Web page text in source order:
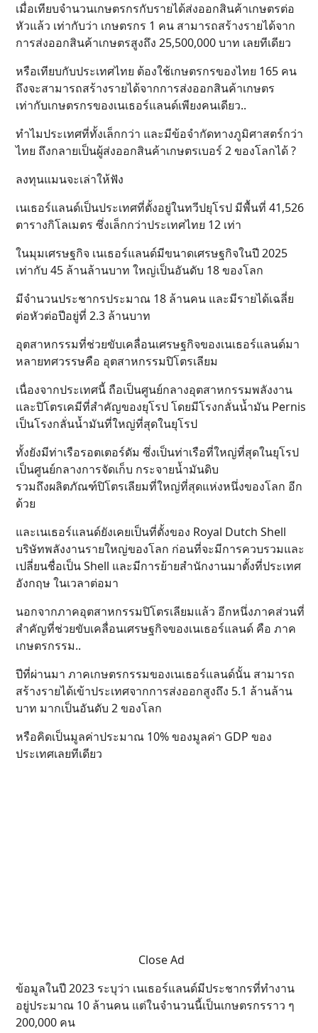
เมื่อเทียบจำนวนเกษตรกรกับรายได้ส่งออกสินค้าเกษตรต่อ
หัวแล้ว เท่ากับว่า เกษตรกร 1 คน สามารถสร้างรายได้จาก
การส่งออกสินค้าเกษตรสูงถึง 25,500,000 บาท เลยทีเดียว
หรือเทียบกับประเทศไทย ต้องใช้เกษตรกรของไทย 165 คน
ถึงจะสามารถสร้างรายได้จากการส่งออกสินค้าเกษตร
เท่ากับเกษตรกรของเนเธอร์แลนด์เพียงคนเดียว..
ทำไมประเทศที่ทั้งเล็กกว่า และมีข้อจำกัดทางภูมิศาสตร์กว่า
ไทย ถึงกลายเป็นผู้ส่งออกสินค้าเกษตรเบอร์ 2 ของโลกได้ ?
ลงทุนแมนจะเล่าให้ฟัง
เนเธอร์แลนด์เป็นประเทศที่ตั้งอยู่ในทวีปยุโรป มีพื้นที่ 41,526
ตารางกิโลเมตร ซึ่งเล็กกว่าประเทศไทย 12 เท่า
ในมุมเศรษฐกิจ เนเธอร์แลนด์มีขนาดเศรษฐกิจในปี 2025
เท่ากับ 45 ล้านล้านบาท ใหญ่เป็นอันดับ 18 ของโลก
มีจำนวนประชากรประมาณ 18 ล้านคน และมีรายได้เฉลี่ย
ต่อหัวต่อปีอยู่ที่ 2.3 ล้านบาท
อุตสาหกรรมที่ช่วยขับเคลื่อนเศรษฐกิจของเนเธอร์แลนด์มา
หลายทศวรรษคือ อุตสาหกรรมปิโตรเลียม
เนื่องจากประเทศนี้ ถือเป็นศูนย์กลางอุตสาหกรรมพลังงาน
และปิโตรเคมีที่สำคัญของยุโรป โดยมีโรงกลั่นน้ำมัน Pernis
เป็นโรงกลั่นน้ำมันที่ใหญ่ที่สุดในยุโรป
ทั้งยังมีท่าเรือรอตเตอร์ดัม ซึ่งเป็นท่าเรือที่ใหญ่ที่สุดในยุโรป
เป็นศูนย์กลางการจัดเก็บ กระจายน้ำมันดิบ
รวมถึงผลิตภัณฑ์ปิโตรเลียมที่ใหญ่ที่สุดแห่งหนึ่งของโลก อีก
ด้วย
และเนเธอร์แลนด์ยังเคยเป็นที่ตั้งของ Royal Dutch Shell
บริษัทพลังงานรายใหญ่ของโลก ก่อนที่จะมีการควบรวมและ
เปลี่ยนชื่อเป็น Shell และมีการย้ายสำนักงานมาตั้งที่ประเทศ
อังกฤษ ในเวลาต่อมา
นอกจากภาคอุตสาหกรรมปิโตรเลียมแล้ว อีกหนึ่งภาคส่วนที่
สำคัญที่ช่วยขับเคลื่อนเศรษฐกิจของเนเธอร์แลนด์ คือ ภาค
เกษตรกรรม..
ปีที่ผ่านมา ภาคเกษตรกรรมของเนเธอร์แลนด์นั้น สามารถ
สร้างรายได้เข้าประเทศจากการส่งออกสูงถึง 5.1 ล้านล้าน
บาท มากเป็นอันดับ 2 ของโลก
หรือคิดเป็นมูลค่าประมาณ 10% ของมูลค่า GDP ของ
ประเทศเลยทีเดียว
Close Ad
ข้อมูลในปี 2023 ระบุว่า เนเธอร์แลนด์มีประชากรที่ทำงาน
อยู่ประมาณ 10 ล้านคน แต่ในจำนวนนี้เป็นเกษตรกรราว ๆ
200,000 คน